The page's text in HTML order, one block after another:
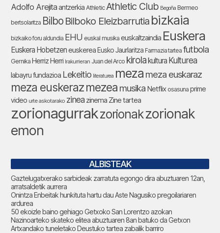
Adolfo Arejitaantzerkia Athletic Athletic Club Begoña Bermeo
bertsolaritza Bilbo Bilboko Eleizbarrutia bizkaia
bizkaiko foru aldundia EHU euskal musika euskaltzaindia Euskera
Euskera Hobetzeneuskerea Eusko Jaurlaritza Farmazia tartea futbola
Gernika Herriz Herri Irakurrieran Juan del Arco kirolakultura Kulturea
labayru fundazioa Lekeitio literaturea meza meza euskaraz
meza euskerazmezea musika Netflix osasuna prime
video urte askotarako zinea zinema Zine tartea
zorionagurrakzorionakzorionak
emon
ALBISTEAK
Gaztelugatxerako sarbideak zarratuta egongo dira abuztuaren 12an,
arratsaldetik aurrera
Onintza Enbeitak hunkituta hartu dau Aste Nagusiko pregoilariaren
ardurea
50 ekoizle baino gehiago Getxoko San Lorentzo azokan
Nazinoarteko skateko elitea abuztuaren 8an batuko da Getxon
Artxandako tuneletako Deustuko tartea zabalik barriro